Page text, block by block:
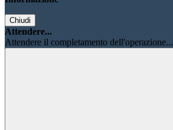
Chiudi
Attendere...
Attendere il completamento dell'operazione...